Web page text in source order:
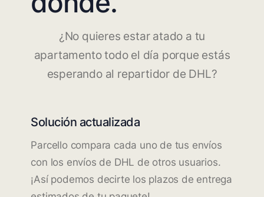
¿No quieres estar atado a tu
apartamento todo el día porque estás
esperando al repartidor de DHL?
Solución actualizada
Parcello compara cada uno de tus envíos
con los envíos de DHL de otros usuarios.
¡Así podemos decirte los plazos de entrega